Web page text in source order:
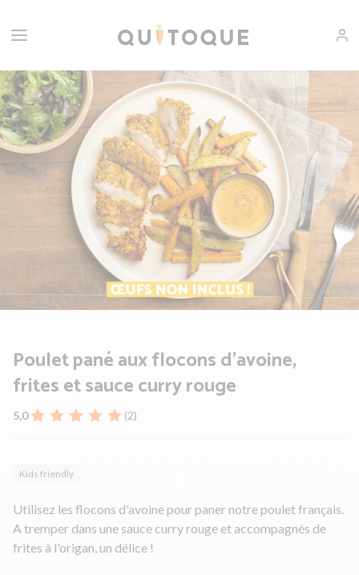
Poulet pané aux flocons d'avoine,
frites et sauce curry rouge
5,0 (2)
Kids friendly
Utilisez les flocons d'avoine pour paner notre poulet français.
A tremper dans une sauce curry rouge et accompagnés de
frites à l'origan, un délice !